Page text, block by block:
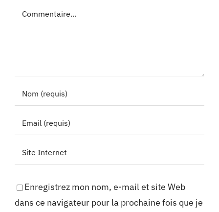
Commentaire
Enregistrez mon nom, e-mail et site Web
dans ce navigateur pour la prochaine fois que je